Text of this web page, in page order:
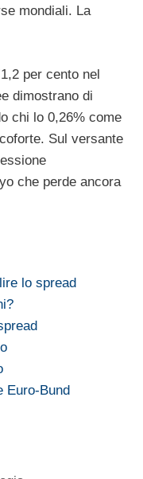
mondiali. La
per cento nel
dimostrano di
chi lo 0,26% come
Sul versante
che perde ancora
lo spread
Euro-Bund